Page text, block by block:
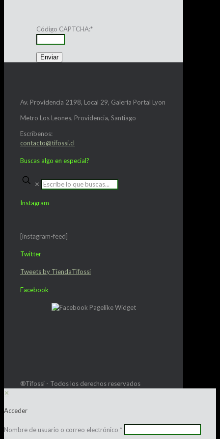
Código CAPTCHA:*
Av. Providencia 2198, Local 29, Galería Portal Lyon
Metro Los Leones, Providencia, Santiago
Escríbenos:
contacto@tifossi.cl
Buscas algo en especial?
✕
Instagram
[instagram-feed]
Twitter
Tweets by TiendaTifossi
Facebook
®Tifossi - Todos los derechos reservados
✕
Acceder
Nombre de usuario o correo electrónico *